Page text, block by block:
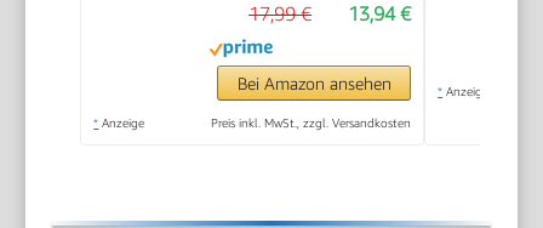
Geschmack,
verlängert die
Lebensdauer,
reduziert
13,94 €
17,99 €
Bei Amazon ansehen
* Anzeige Preis inkl. MwSt., zzgl. Versandkosten
* Anzeige